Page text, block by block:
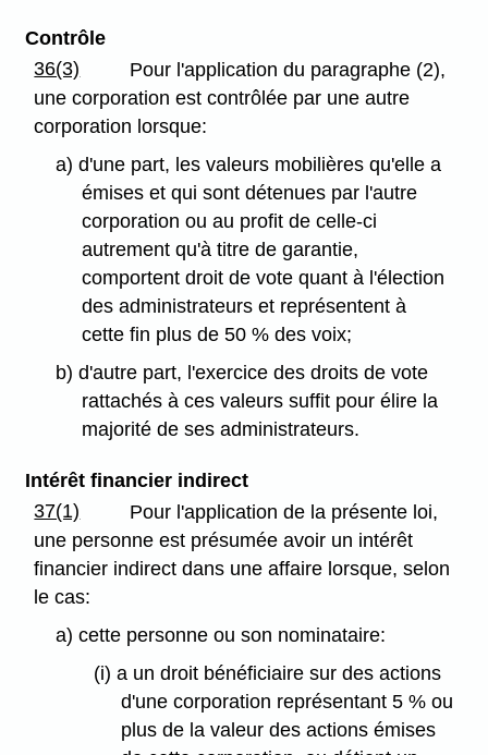
Contrôle
36(3)
Pour l'application du paragraphe (2),
une corporation est contrôlée par une autre
corporation lorsque:
a) d'une part, les valeurs mobilières qu'elle a
émises et qui sont détenues par l'autre
corporation ou au profit de celle-ci
autrement qu'à titre de garantie,
comportent droit de vote quant à l'élection
des administrateurs et représentent à
cette fin plus de 50 % des voix;
b) d'autre part, l'exercice des droits de vote
rattachés à ces valeurs suffit pour élire la
majorité de ses administrateurs.
Intérêt financier indirect
37(1)
Pour l'application de la présente loi,
une personne est présumée avoir un intérêt
financier indirect dans une affaire lorsque, selon
le cas:
a) cette personne ou son nominataire:
(i) a un droit bénéficiaire sur des actions
d'une corporation représentant 5 % ou
plus de la valeur des actions émises